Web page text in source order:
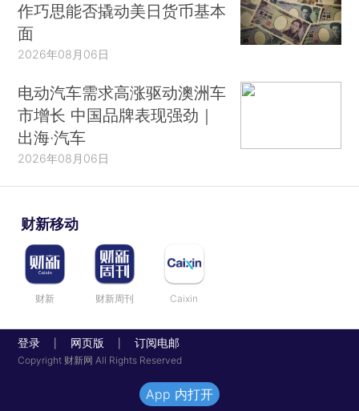
作巧思能否撬动美日货币基本
面
2026年08月06日
电动汽车需求高涨驱动澳洲车
市增长 中国品牌表现强劲｜
出海·汽车
2026年08月06日
财新移动
财新 财新周刊 Caixin
登录 网页版 订阅电邮
Copyright 财新网 All Rights Reserved
App 内打开